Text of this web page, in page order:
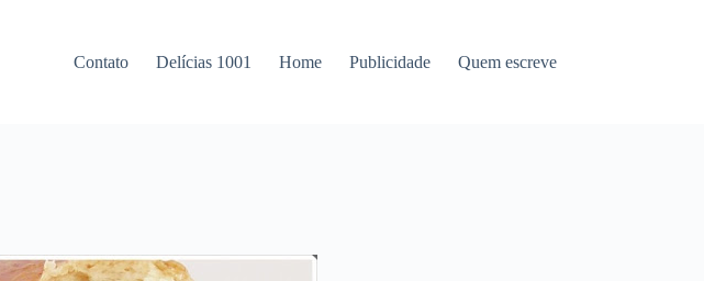
Contato Delícias 1001 Home Publicidade Quem escreve